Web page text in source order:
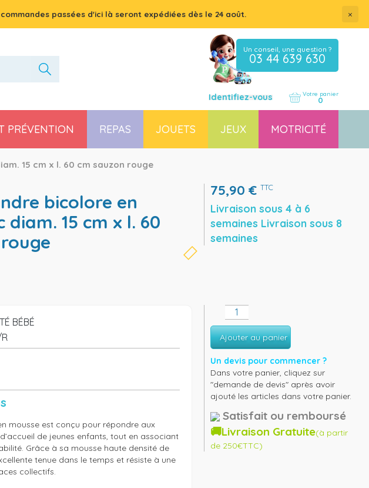
commandes passées d'ici là seront expédiées dès le 24 août. ×
Un conseil, une question ?
03 44 639 630
Identifiez-vous Votre panier
0
PRÉVENTION REPAS JOUETS JEUX MOTRICITÉ
15 cm x l. 60 cm sauzon rouge
diam. 15 cm x l. 60
75,90€ TTC
Livraison sous 4 à 6
semaines Livraison sous 8
semaines
BÉBÉ
mousse est conçu pour répondre aux
de jeunes enfants, tout en associant
Grâce à sa mousse haute densité de
tenue dans le temps et résiste à une
collectifs.
Ajouter au panier
Un devis pour commencer ?
Dans votre panier, cliquez sur
"demande de devis" après avoir
ajouté les articles dans votre panier.
Satisfait ou remboursé
🚚Livraison Gratuite(à partir
de 250€TTC)